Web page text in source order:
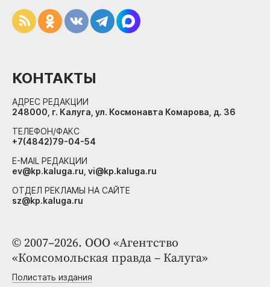
© 2007–2026. ООО «Агентство
«Комсомольская правда – Калуга»
Полистать издания
КОНТАКТЫ
АДРЕС РЕДАКЦИИ
248000, г. Калуга, ул. Космонавта Комарова, д. 36
ТЕЛЕФОН/ФАКС
+7(4842)79-04-54
E-MAIL РЕДАКЦИИ
ev@kp.kaluga.ru, vi@kp.kaluga.ru
ОТДЕЛ РЕКЛАМЫ НА САЙТЕ
sz@kp.kaluga.ru